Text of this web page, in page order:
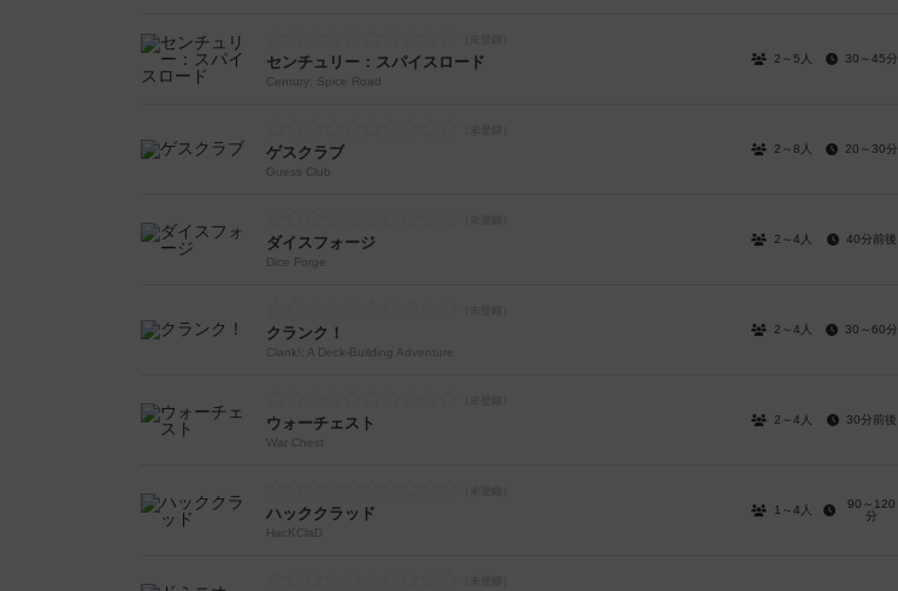
センチュリー：スパイスロード
Century: Spice Road
2～5人 30～45分
ゲスクラブ
Guess Club
2～8人 20～30分
ダイスフォージ
Dice Forge
2～4人 40分前後
クランク！
Clank!: A Deck-Building Adventure
2～4人 30～60分
ウォーチェスト
War Chest
2～4人 30分前後
ハッククラッド
HacKClaD
1～4人
90～120
分